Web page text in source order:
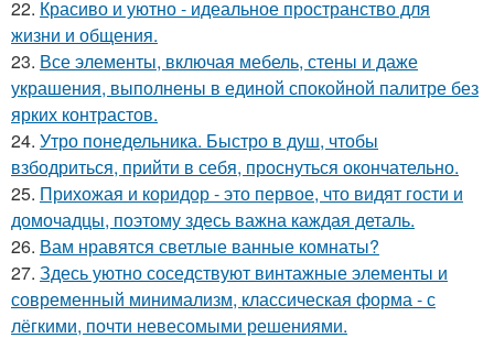
22. Красиво и уютно - идеальное пространство для
жизни и общения.
23. Все элементы, включая мебель, стены и даже
украшения, выполнены в единой спокойной палитре без
ярких контрастов.
24. Утро понедельника. Быстро в душ, чтобы
взбодриться, прийти в себя, проснуться окончательно.
25. Прихожая и коридор - это первое, что видят гости и
домочадцы, поэтому здесь важна каждая деталь.
26. Вам нравятся светлые ванные комнаты?
27. Здесь уютно соседствуют винтажные элементы и
современный минимализм, классическая форма - с
лёгкими, почти невесомыми решениями.